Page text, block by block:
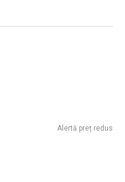
Alertă preț redus